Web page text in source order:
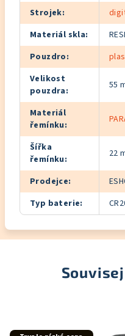
Strojek:
Materiál skla:
Pouzdro:
Velikost
pouzdra: 55
Materiál
řemínku:
Šířka
řemínku: 22
Prodejce:
Typ baterie: